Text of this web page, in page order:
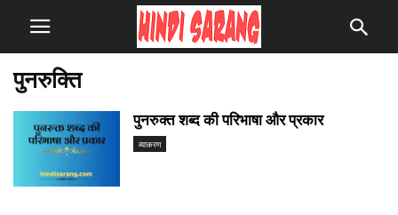
पुनरुक्ति
पुनरुक्त शब्द की परिभाषा और प्रकार
व्याकरण